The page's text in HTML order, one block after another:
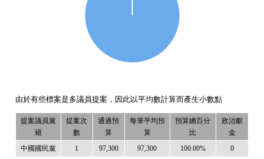
由於有些標案是多議員提案，因此以平均數計算而產生小數點
提案議員黨
籍
提案次
數
通過預
算
每筆平均預
算
預算總百分
比
政治獻
金
中國國民黨 1 97,300 97,300 100.00% 0